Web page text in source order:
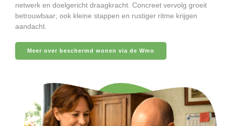
netwerk en doelgericht draagkracht. Concreet vervolg groeit
betrouwbaar; ook kleine stappen en rustiger ritme krijgen
aandacht.
Meer over beschermd wonen via de Wmo